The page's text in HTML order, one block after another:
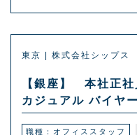
東京 | 株式会社シップス
【銀座】 本社正
カジュアル バイヤー
職種：オフィススタッフ